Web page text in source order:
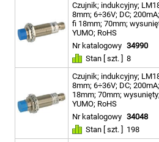
Czujnik; indukcyjny;
8mm; 6÷36V; DC;
fi 18mm; 70mm;
YUMO; RoHS
Nr katalogowy 34990
Stan [ szt. ]
8
Czujnik; indukcyjny;
8mm; 6÷36V; DC;
18mm; 70mm;
YUMO; RoHS
Nr katalogowy 34048
Stan [ szt. ]
198